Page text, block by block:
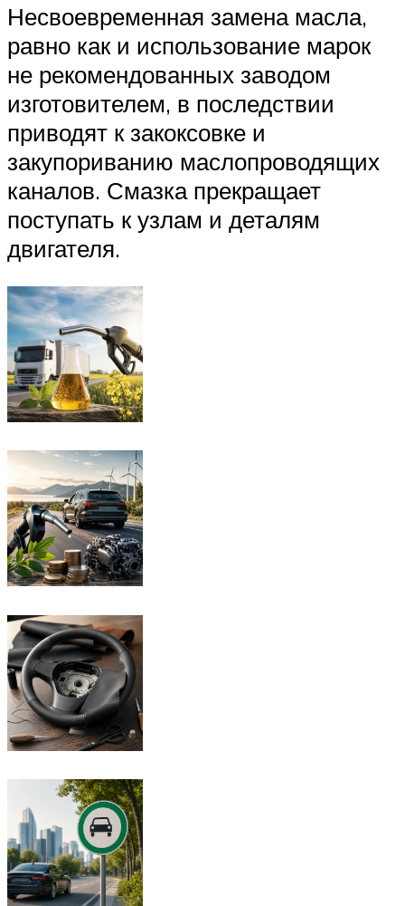
Несвоевременная замена масла,
равно как и использование марок
не рекомендованных заводом
изготовителем, в последствии
приводят к закоксовке и
закупориванию маслопроводящих
каналов. Смазка прекращает
поступать к узлам и деталям
двигателя.